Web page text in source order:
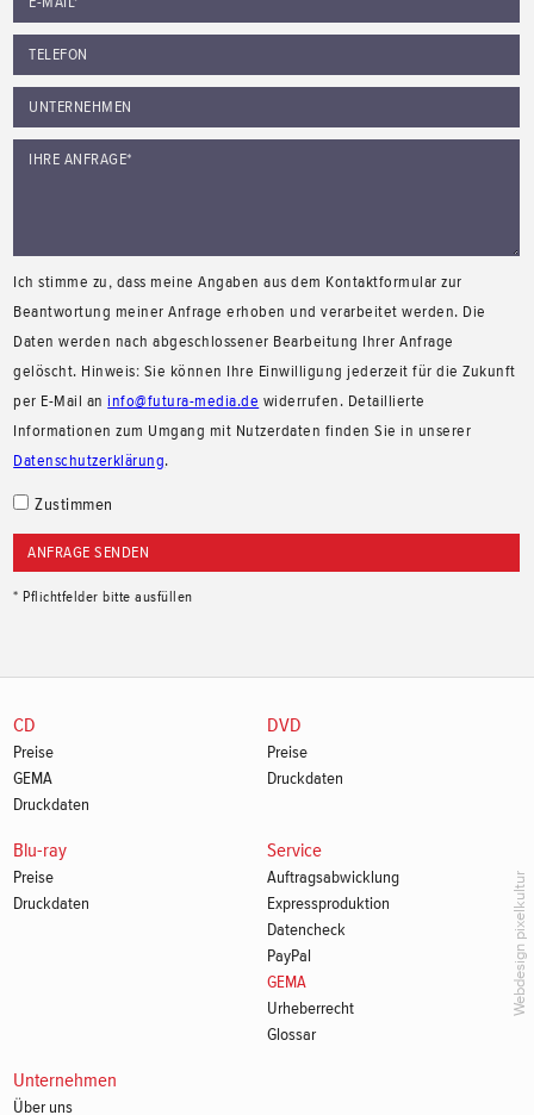
Ich stimme zu, dass meine Angaben aus dem Kontaktformular zur
Beantwortung meiner Anfrage erhoben und verarbeitet werden. Die
Daten werden nach abgeschlossener Bearbeitung Ihrer Anfrage
gelöscht. Hinweis: Sie können Ihre Einwilligung jederzeit für die Zukunft
per E-Mail aninfo@futura-media.de widerrufen. Detaillierte
Informationen zum Umgang mit Nutzerdaten finden Sie in unserer
Datenschutzerklärung.
Zustimmen
* Pflichtfelder bitte ausfüllen
CD
Preise
GEMA
Druckdaten
DVD
Preise
Druckdaten
Blu-ray
Preise
Druckdaten
Service
Auftragsabwicklung
Expressproduktion
Datencheck
PayPal
GEMA
Urheberrecht
Glossar
Unternehmen
Über uns
Webdesign pixelkultur